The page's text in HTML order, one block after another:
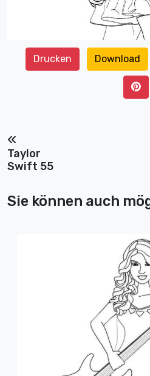
Drucken Download
Taylor
Swift 55
Sie können auch